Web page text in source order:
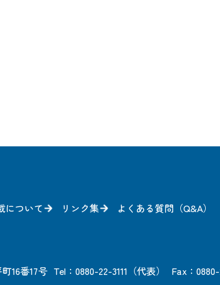
について リンク集 よくある質問（Q&A）
16番17号 Tel：0880-22-3111（代表） Fax：